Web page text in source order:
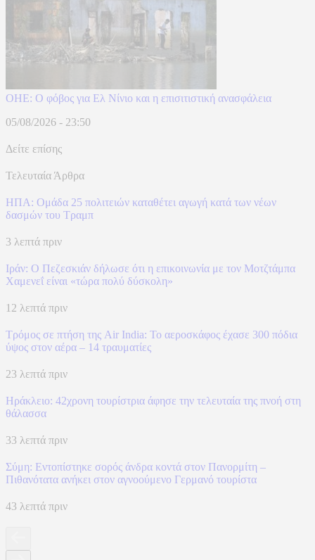
ΟΗΕ: Ο φόβος για Ελ Νίνιο και η επισιτιστική ανασφάλεια
05/08/2026 - 23:50
Δείτε επίσης
Τελευταία Άρθρα
ΗΠΑ: Ομάδα 25 πολιτειών καταθέτει αγωγή κατά των νέων
δασμών του Τραμπ
3 λεπτά πριν
Ιράν: Ο Πεζεσκιάν δήλωσε ότι η επικοινωνία με τον Μοτζτάμπα
Χαμενεΐ είναι «τώρα πολύ δύσκολη»
12 λεπτά πριν
Τρόμος σε πτήση της Air India: Το αεροσκάφος έχασε 300 πόδια
ύψος στον αέρα – 14 τραυματίες
23 λεπτά πριν
Ηράκλειο: 42χρονη τουρίστρια άφησε την τελευταία της πνοή στη
θάλασσα
33 λεπτά πριν
Σύμη: Εντοπίστηκε σορός άνδρα κοντά στον Πανορμίτη –
Πιθανότατα ανήκει στον αγνοούμενο Γερμανό τουρίστα
43 λεπτά πριν